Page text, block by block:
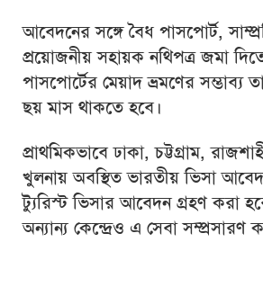
আবেদনের সঙ্গে বৈধ পাসপোর্ট,
প্রয়োজনীয় সহায়ক নথিপত্র জমা
পাসপোর্টের মেয়াদ ভ্রমণের সম্ভাব্য
ছয় মাস থাকতে হবে।
প্রাথমিকভাবে ঢাকা, চট্টগ্রাম,
খুলনায় অবস্থিত ভারতীয় ভিসা
ট্যুরিস্ট ভিসার আবেদন গ্রহণ করা
অন্যান্য কেন্দ্রেও এ সেবা সম্প্রসারণ